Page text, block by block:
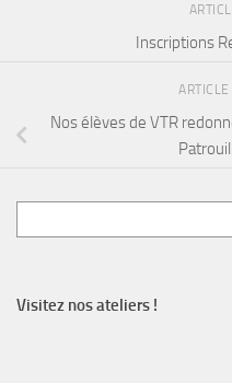
Inscriptions
Nos élèves de VTR
Visitez nos ateliers !